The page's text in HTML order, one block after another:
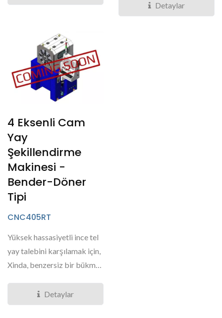
Detaylar
4 Eksenli Cam
Yay
Şekillendirme
Makinesi -
Bender-Döner
Tipi
CNC405RT
Yüksek hassasiyetli ince tel
yay talebini karşılamak için,
Xinda, benzersiz bir bükme-
Detaylar